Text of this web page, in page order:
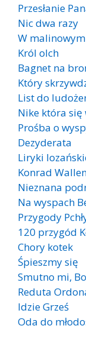
Przesłanie
Nic dwa razy
W
Król olch
Bagnet na
Który
List do
Nike która się
Prośba o
Dezyderata
Liryki
Konrad
Nieznana
Na wyspach
Przygody
120 przygód
Chory kotek
Śpieszmy się
Smutno mi,
Reduta
Idzie Grześ
Oda do